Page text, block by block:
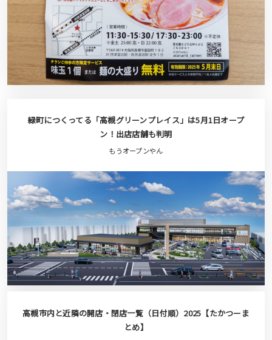
緑町につくってる「高槻グリーンプレイス」は5月1日オープ
ン！出店店舗も判明
もうオープンやん
高槻市内と近隣の開店・閉店一覧（日付順）2025【たかつーま
とめ】